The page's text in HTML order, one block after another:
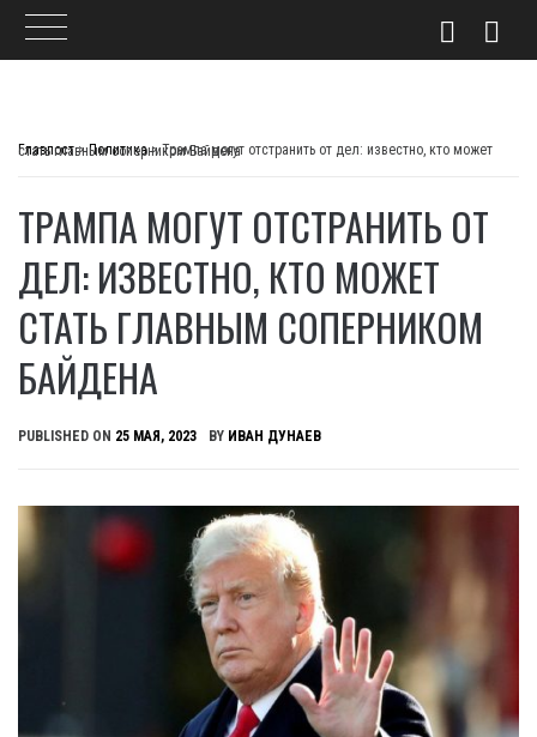
Главпост>Политика>
Трампа могут отстранить от дел: известно, кто может стать главным соперником Байдена
ТРАМПА МОГУТ ОТСТРАНИТЬ ОТ
ДЕЛ: ИЗВЕСТНО, КТО МОЖЕТ
СТАТЬ ГЛАВНЫМ СОПЕРНИКОМ
БАЙДЕНА
PUBLISHED ON 25 МАЯ, 2023 BY ИВАН ДУНАЕВ